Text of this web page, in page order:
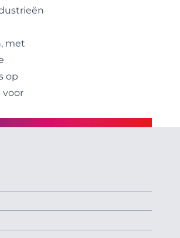
met
op
voor